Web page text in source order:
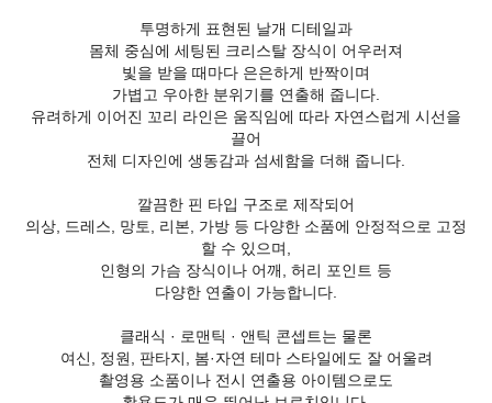
투명하게 표현된 날개 디테일과
몸체 중심에 세팅된 크리스탈 장식이 어우러져
빛을 받을 때마다 은은하게 반짝이며
가볍고 우아한 분위기를 연출해 줍니다.
유려하게 이어진 꼬리 라인은 움직임에 따라 자연스럽게 시선을
끌어
전체 디자인에 생동감과 섬세함을 더해 줍니다.
깔끔한 핀 타입 구조로 제작되어
의상, 드레스, 망토, 리본, 가방 등 다양한 소품에 안정적으로 고정
할 수 있으며,
인형의 가슴 장식이나 어깨, 허리 포인트 등
다양한 연출이 가능합니다.
클래식 · 로맨틱 · 앤틱 콘셉트는 물론
여신, 정원, 판타지, 봄·자연 테마 스타일에도 잘 어울려
촬영용 소품이나 전시 연출용 아이템으로도